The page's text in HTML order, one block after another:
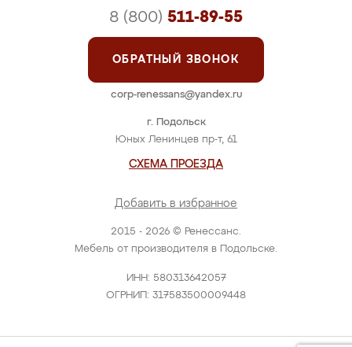
2015 - 2026 © Ренессанс.
Мебель от производителя в Подольске.
ИНН: 580313642057
ОГРНИП: 317583500009448
г. Подольск
Юных Ленинцев пр-т, 61
СХЕМА ПРОЕЗДА
Добавить в избранное
8 (800) 511-89-55
ОБРАТНЫЙ ЗВОНОК
corp-renessans@yandex.ru